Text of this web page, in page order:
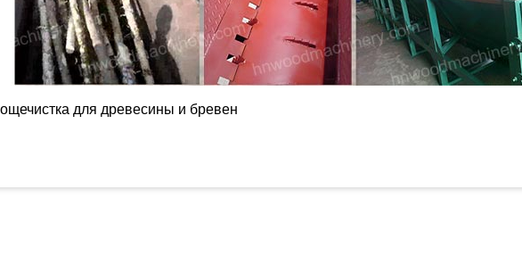
для древесины и бревен